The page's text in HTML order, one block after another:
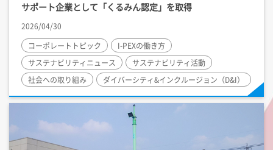
サポート企業として「くるみん認定」を取得
2026/04/30
コーポレートトピック
I-PEXの働き方
サステナビリティニュース
サステナビリティ活動
社会への取り組み
ダイバーシティ&インクルージョン（D&I）